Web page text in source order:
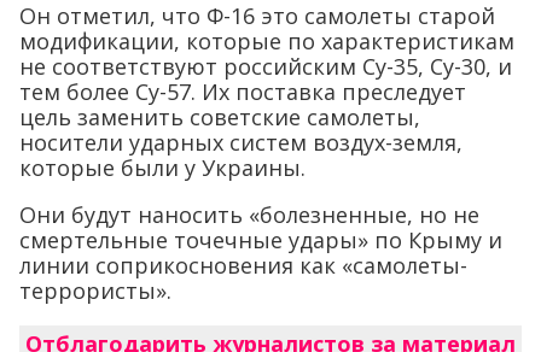
Он отметил, что Ф-16 это самолеты старой
модификации, которые по характеристикам
не соответствуют российским Су-35, Су-30, и
тем более Су-57. Их поставка преследует
цель заменить советские самолеты,
носители ударных систем воздух-земля,
которые были у Украины.
Они будут наносить «болезненные, но не
смертельные точечные удары» по Крыму и
линии соприкосновения как «самолеты-
террористы».
Отблагодарить журналистов за материал